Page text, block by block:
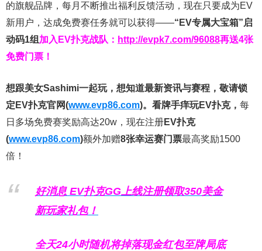
的旗舰品牌，每月不断推出福利反馈活动，现在只要成为EV
新用户，达成免费赛任务就可以获得——“EV专属大宝箱”启
动码1组 加入EV扑克战队： http://evpk7.com/96088再送4张
免费门票！
想跟美女Sashimi一起玩， 想知道最新资讯与赛程， 敬请锁
定EV扑克官网(www.evp86.com)。 看牌手痒玩EV扑克， 每
日多场免费赛奖励高达20w，现在注册EV扑克
(www.evp86.com)额外加赠8张幸运赛门票最高奖励1500
倍！
好消息 EV扑克GG上线注册领取350美金
新玩家礼包！
全天24小时随机将掉落现金红包至牌局底